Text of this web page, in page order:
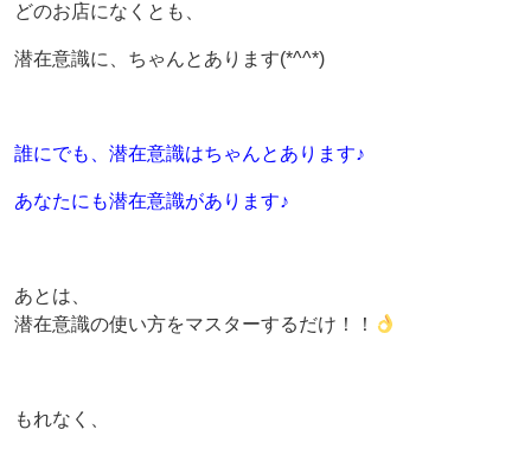
どのお店になくとも、
潜在意識に、ちゃんとあります(*^^*)
誰にでも、潜在意識はちゃんとあります♪
あなたにも潜在意識があります♪
あとは、
潜在意識の使い方をマスターするだけ！！
もれなく、